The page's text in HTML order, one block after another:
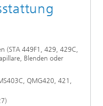
(STA 449F1, 429, 429C,
Blenden oder
QMG420, 421,